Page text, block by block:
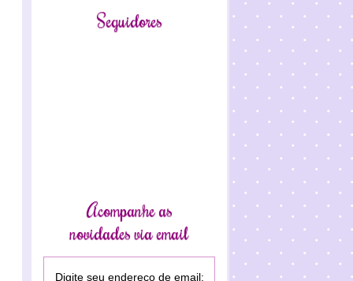
Seguidores
Acompanhe as
novidades via email
Digite seu endereço de email: